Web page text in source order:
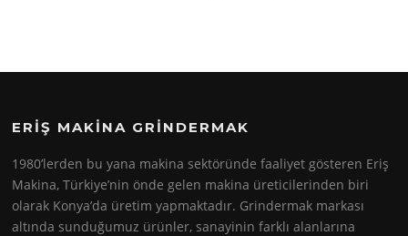
ERIŞ MAKINA GRINDERMAK
1980’lerden bu yana makina sektöründe faaliyet gösteren Eriş
Makina, Türkiye’nin önde gelen makina üreticilerinden biri
olarak Konya’da üretim yapmaktadır. Grindermak markası
altında sunduğumuz ürünler, sanayinin farklı alanlarına